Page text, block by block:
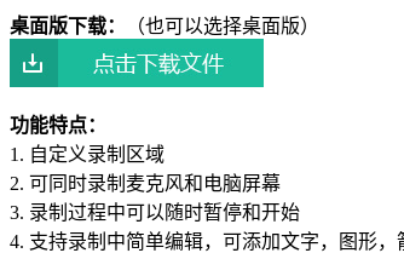
桌面版下载： （也可以选择桌面版）
功能特点：
1. 自定义录制区域
2. 可同时录制麦克风和电脑屏幕
3. 录制过程中可以随时暂停和开始
4. 支持录制中简单编辑，可添加文字，图形，